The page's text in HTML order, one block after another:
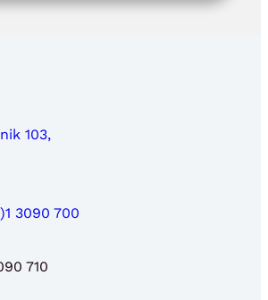
103,
3090 700
710